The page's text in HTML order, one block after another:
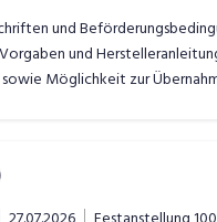
und
und
Möglichkeit zur